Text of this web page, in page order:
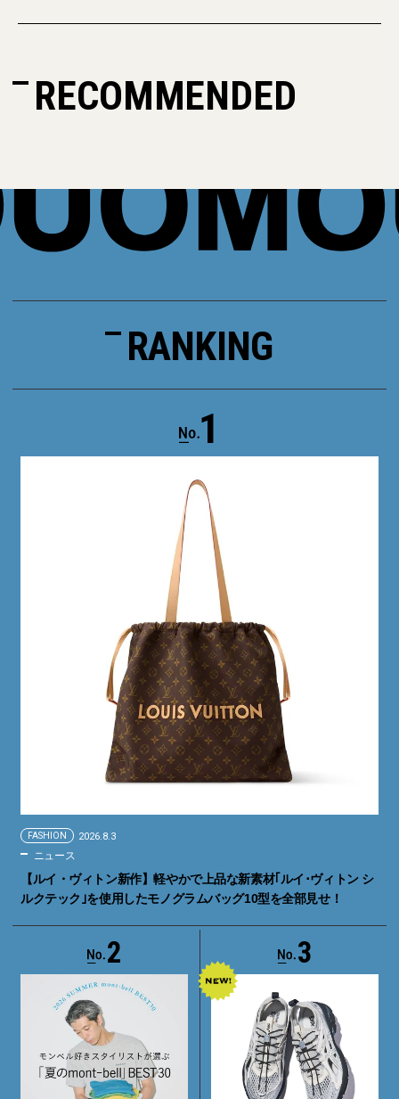
RECOMMENDED
RANKING
1
FASHION 2026.8.3
ニュース
【ルイ・ヴィトン新作】軽やかで上品な新素材｢ルイ･ヴィトン シ
ルクテック｣を使用したモノグラムバッグ10型を全部見せ！
2 3